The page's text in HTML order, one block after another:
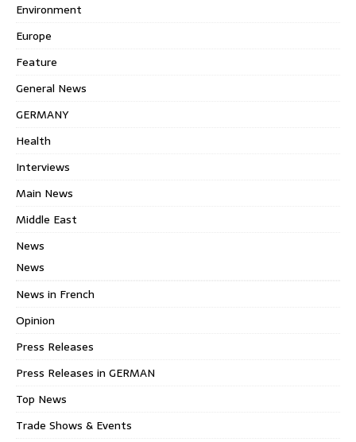
Environment
Europe
Feature
General News
GERMANY
Health
Interviews
Main News
Middle East
News
News
News in French
Opinion
Press Releases
Press Releases in GERMAN
Top News
Trade Shows & Events